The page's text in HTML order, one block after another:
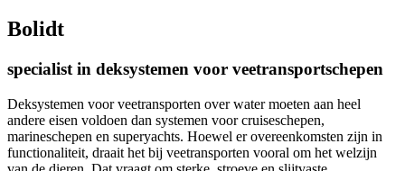
Bolidt
specialist in deksystemen voor veetransportschepen
Deksystemen voor veetransporten over water moeten aan heel
andere eisen voldoen dan systemen voor cruiseschepen,
marineschepen en superyachts. Hoewel er overeenkomsten zijn in
functionaliteit, draait het bij veetransporten vooral om het welzijn